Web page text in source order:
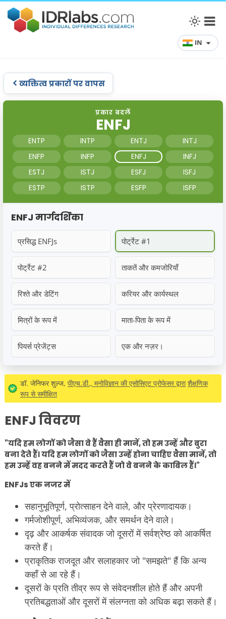
IN
व्यक्तित्व प्रकारों पर वापस
प्रकार बदलें
ENFJ
ENTP INTP ENTJ
INTJ
ENFP
INFP ENFJ
INFJ
ESTJ
ISTJ ESFJ
ISFJ
ESTP
ISTP ESFP ISFP
ENFJ मार्गदर्शिका
प्रसिद्ध ENFJs पोर्ट्रेट #1
पोर्ट्रेट #2 ताकतें और कमजोरियाँ
रिश्ते और डेटिंग करियर और कार्यस्थल
मित्रों के रूप में माता-पिता के रूप में
पियर्स प्रेजेंट्स एक और नज़र।
डॉ. जेनिफर शुल्ज, पीएच.डी., मनोविज्ञान की एसोसिएट प्रोफेसर द्वारा शैक्षणिक
रूप से समीक्षित
ENFJ विवरण
"यदि हम लोगों को जैसा वे हैं वैसा ही मानें, तो हम उन्हें और बुरा
बना देते हैं। यदि हम लोगों को जैसा उन्हें होना चाहिए वैसा मानें, तो
हम उन्हें वह बनने में मदद करते हैं जो वे बनने के काबिल हैं।"
ENFJs एक नजर में
सहानुभूतिपूर्ण, प्रोत्साहन देने वाले, और प्रेरणादायक।
गर्मजोशीपूर्ण, अभिव्यंजक, और समर्थन देने वाले।
दृढ़ और आकर्षक संवादक जो दूसरों में सर्वश्रेष्ठ को आकर्षित
करते हैं।
प्राकृतिक राजदूत और सलाहकार जो "समझते" हैं कि अन्य
कहाँ से आ रहे हैं।
दूसरों के प्रति तीव्र रूप से संवेदनशील होते हैं और अपनी
प्रतिबद्धताओं और दूसरों में संलग्नता को अधिक बढ़ा सकते हैं।